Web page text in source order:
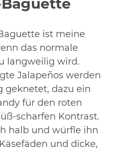
ist meine
das normale
langweilig wird.
Jalapeños werden
geknetet, dazu ein
für den roten
scharfen Kontrast.
halb und würfle ihn
und dicke,